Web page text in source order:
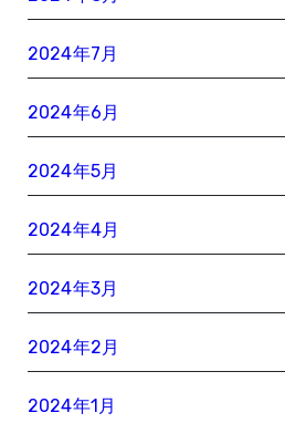
2024年7月
2024年6月
2024年5月
2024年4月
2024年3月
2024年2月
2024年1月